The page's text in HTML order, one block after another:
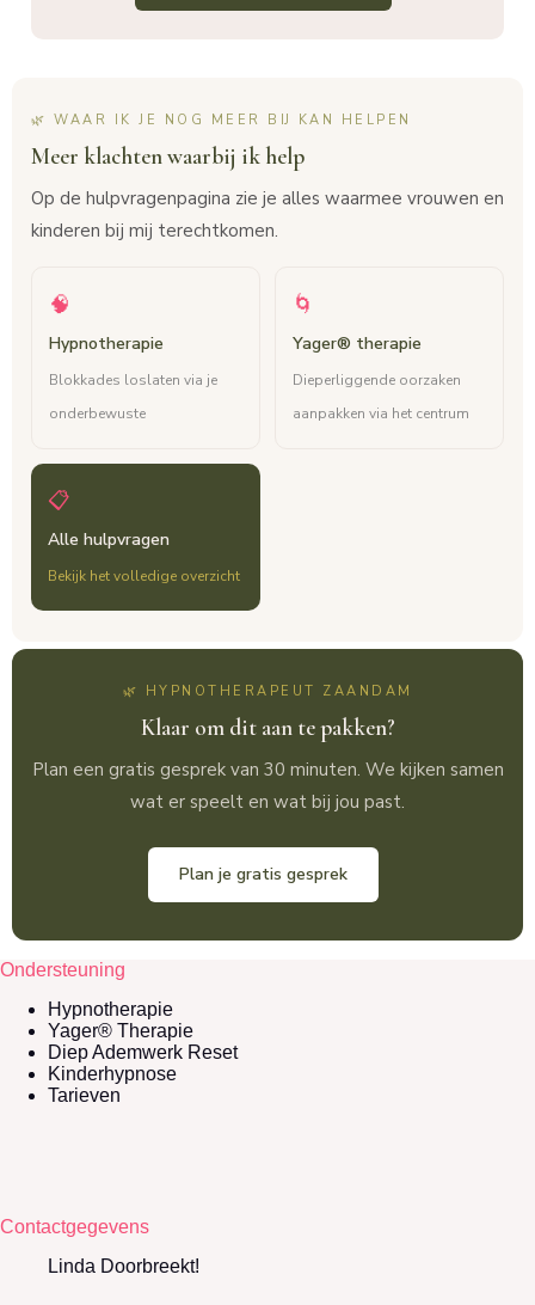
🌿 WAAR IK JE NOG MEER BIJ KAN HELPEN
Meer klachten waarbij ik help
Op de hulpvragenpagina zie je alles waarmee vrouwen en
kinderen bij mij terechtkomen.
🧠
Hypnotherapie
Blokkades loslaten via je
onderbewuste
🌀
Yager® therapie
Dieperliggende oorzaken
aanpakken via het centrum
📋
Alle hulpvragen
Bekijk het volledige overzicht
🌿 HYPNOTHERAPEUT ZAANDAM
Klaar om dit aan te pakken?
Plan een gratis gesprek van 30 minuten. We kijken samen
wat er speelt en wat bij jou past.
Plan je gratis gesprek
Ondersteuning
Hypnotherapie
Yager® Therapie
Diep Ademwerk Reset
Kinderhypnose
Tarieven
Contactgegevens
Linda Doorbreekt!